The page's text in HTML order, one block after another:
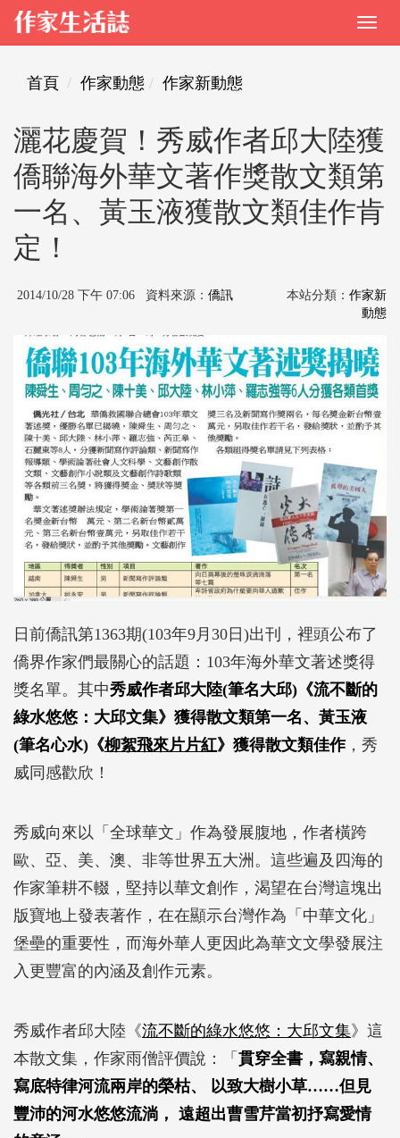
首頁 作家動態 作家新動態
灑花慶賀！秀威作者邱大陸獲
僑聯海外華文著作獎散文類第
一名、黃玉液獲散文類佳作肯
定！
2014/10/28 下午 07:06 資料來源： 僑訊 本站分類： 作家新
動態
日前僑訊第1363期(103年9月30日)出刊，裡頭公布了
僑界作家們最關心的話題：103年海外華文著述獎得
獎名單。其中秀威作者邱大陸(筆名大邱)《流不斷的
綠水悠悠：大邱文集》獲得散文類第一名、黃玉液
(筆名心水)《柳絮飛來片片紅》獲得散文類佳作，秀
威同感歡欣！
秀威向來以「全球華文」作為發展腹地，作者橫跨
歐、亞、美、澳、非等世界五大洲。這些遍及四海的
作家筆耕不輟，堅持以華文創作，渴望在台灣這塊出
版寶地上發表著作，在在顯示台灣作為「中華文化」
堡壘的重要性，而海外華人更因此為華文文學發展注
入更豐富的內涵及創作元素。
秀威作者邱大陸《流不斷的綠水悠悠：大邱文集》這
本散文集，作家雨僧評價說：「 貫穿全書，寫親情、
寫底特律河流兩岸的榮枯、 以致大樹小草……但見
豐沛的河水悠悠流淌， 遠超出曹雪芹當初抒寫愛情